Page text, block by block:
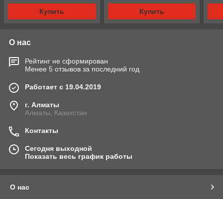
Купить Купить
О нас
Рейтинг не сформирован
Менее 5 отзывов за последний год
Работает с 19.04.2019
г. Алматы
Алматы, Казахстан
Контакты
Сегодня выходной
Показать весь график работы
О нас